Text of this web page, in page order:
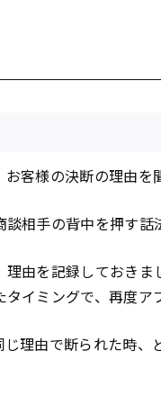
客様の決断の理由を
相手の背中を押す話
由を記録しておきま
イミングで、再度ア
理由で断られた時